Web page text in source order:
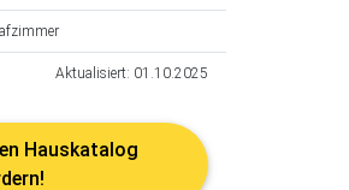
Aktualisiert: 01.10.2025
Hauskatalog